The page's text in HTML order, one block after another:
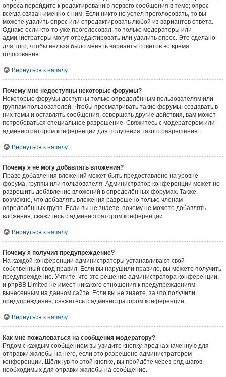
опроса перейдите к редактированию первого сообщения в теме; опрос
всегда связан именно с ним. Если никто не успел проголосовать, то вы
можете удалить опрос или отредактировать любой из вариантов ответа.
Однако если кто-то уже проголосовал, то только модераторы или
администраторы могут отредактировать или удалить опрос. Это сделано
для того, чтобы нельзя было менять варианты ответов во время
голосования.
Вернуться к началу
Почему мне недоступны некоторые форумы?
Некоторые форумы доступны только определённым пользователям или
группам пользователей. Чтобы просматривать такие форумы, создавать в
них темы и оставлять сообщения, совершать другие действия, вам может
потребоваться специальное разрешение. Свяжитесь с модератором или
администратором конференции для получения такого разрешения.
Вернуться к началу
Почему я не могу добавлять вложения?
Право добавления вложений может быть предоставлено на уровне
форума, группы или пользователя. Администратор конференции может не
разрешить добавление вложений в определённых форумах. Также
возможно, что добавлять вложения разрешено только членам
определённых групп. Если вы не знаете, почему не можете добавлять
вложения, свяжитесь с администратором конференции.
Вернуться к началу
Почему я получил предупреждение?
На каждой конференции администраторы устанавливают свой
собственный свод правил. Если вы нарушили правило, вы можете получить
предупреждение. Учтите, что это решение администратора конференции,
и phpBB Limited не имеет никакого отношения к предупреждениям,
вынесенным на данном сайте. Если вы не знаете, за что получили
предупреждение, свяжитесь с администратором конференции.
Вернуться к началу
Как мне пожаловаться на сообщения модератору?
Рядом с каждым сообщением вы увидите кнопку, предназначенную для
отправки жалобы на него, если это разрешено администратором
конференции. Щёлкнув по этой кнопке, вы пройдёте через ряд шагов,
необходимых для оправки жалобы на сообщение.